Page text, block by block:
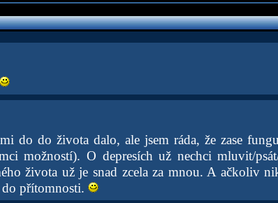
mi do do života dalo, ale jsem ráda, že zase
možností). O depresích už nechci mluvit/
života už je snad zcela za mnou. A ačkoliv
přítomnosti.